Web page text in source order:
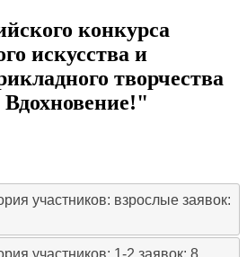
конкурса
искусства и
творчества
участников: взрослыезаявок:
участников: 1-2заявок: 8